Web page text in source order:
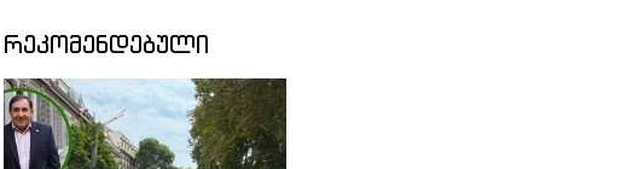
ᲠᲔᲙᲝᲛᲔᲜᲓᲔᲑᲣᲚᲘ